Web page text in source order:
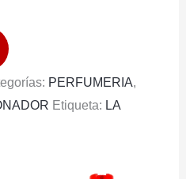
PERFUMERIA,
Etiqueta: LA